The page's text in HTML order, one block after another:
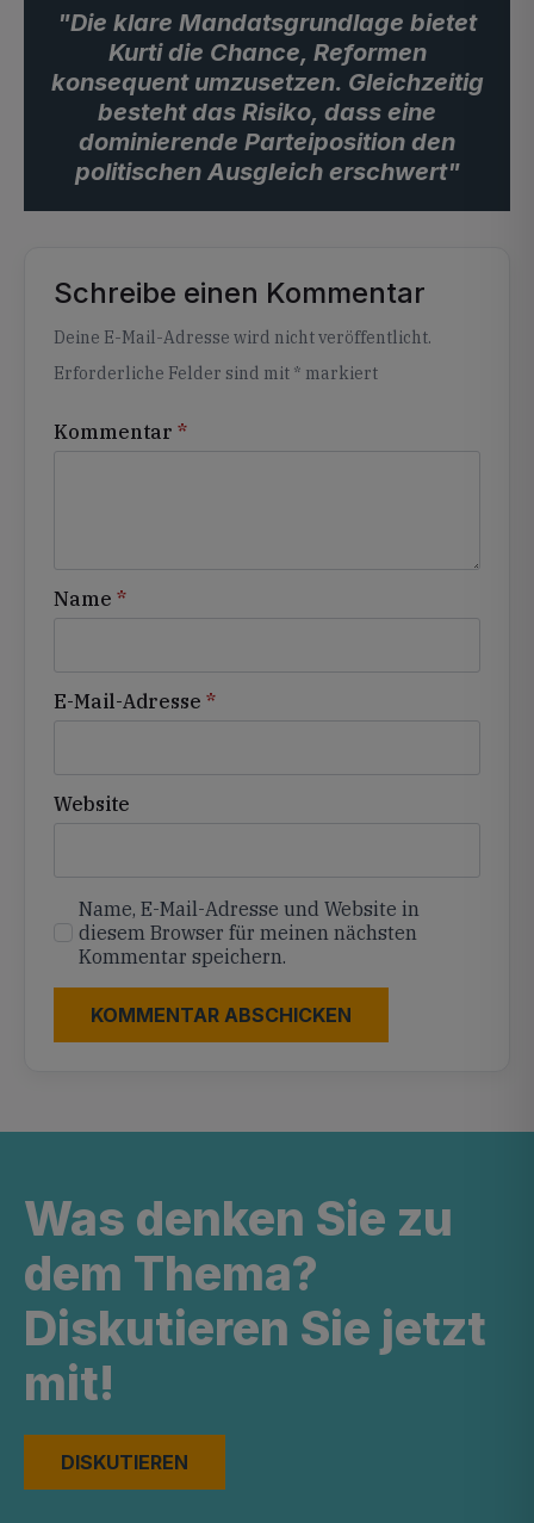
"Die klare Mandatsgrundlage bietet
Kurti die Chance, Reformen
konsequent umzusetzen. Gleichzeitig
besteht das Risiko, dass eine
dominierende Parteiposition den
politischen Ausgleich erschwert"
Schreibe einen Kommentar
Deine E-Mail-Adresse wird nicht veröffentlicht.
Erforderliche Felder sind mit * markiert
Kommentar *
Name *
E-Mail-Adresse *
Website
Name, E-Mail-Adresse und Website in
diesem Browser für meinen nächsten
Kommentar speichern.
Alternative:
Was denken Sie zu
dem Thema?
Diskutieren Sie jetzt
mit!
DISKUTIEREN